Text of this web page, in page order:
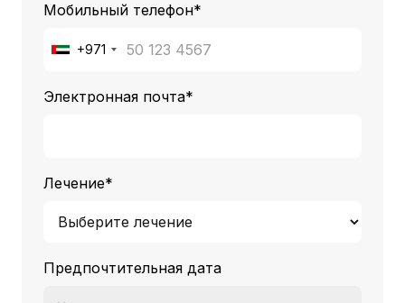
Мобильный телефон*
+971
Электронная почта*
Лечение*
Предпочтительная дата